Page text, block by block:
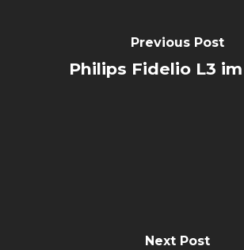
Previous Post
Philips Fidelio L3
Next Post